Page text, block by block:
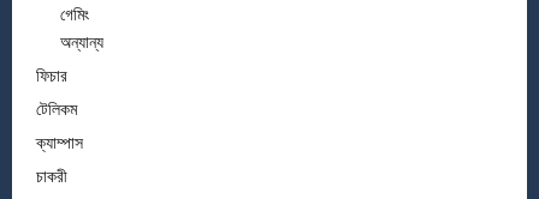
গেমিং
অন্যান্য
ফিচার
টেলিকম
ক্যাম্পাস
চাকরী